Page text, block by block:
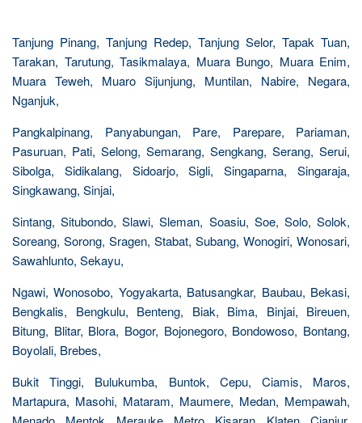
Tanjung Pinang, Tanjung Redep, Tanjung Selor, Tapak Tuan,
Tarakan, Tarutung, Tasikmalaya, Muara Bungo, Muara Enim,
Muara Teweh, Muaro Sijunjung, Muntilan, Nabire, Negara,
Nganjuk,
Pangkalpinang, Panyabungan, Pare, Parepare, Pariaman,
Pasuruan, Pati, Selong, Semarang, Sengkang, Serang, Serui,
Sibolga, Sidikalang, Sidoarjo, Sigli, Singaparna, Singaraja,
Singkawang, Sinjai,
Sintang, Situbondo, Slawi, Sleman, Soasiu, Soe, Solo, Solok,
Soreang, Sorong, Sragen, Stabat, Subang, Wonogiri, Wonosari,
Sawahlunto, Sekayu,
Ngawi, Wonosobo, Yogyakarta, Batusangkar, Baubau, Bekasi,
Bengkalis, Bengkulu, Benteng, Biak, Bima, Binjai, Bireuen,
Bitung, Blitar, Blora, Bogor, Bojonegoro, Bondowoso, Bontang,
Boyolali, Brebes,
Bukit Tinggi, Bulukumba, Buntok, Cepu, Ciamis, Maros,
Martapura, Masohi, Mataram, Maumere, Medan, Mempawah,